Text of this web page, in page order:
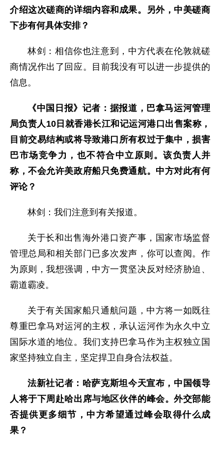
介绍这次磋商的详细内容和成果。另外，中美磋商
下步有何具体安排？
林剑：相信你也注意到，中方代表在伦敦就磋
商情况作出了回应。目前我没有可以进一步提供的
信息。
《中国日报》记者：据报道，巴拿马运河管理
局负责人10日就香港长江和记运河港口出售案称，
目前交易结构或将导致港口所有权过于集中，损害
巴市场竞争力，也不符合中立原则。该负责人并
称，不会允许美政府船只免费通航。中方对此有何
评论？
林剑：我们注意到有关报道。
关于长和出售海外港口资产事，国家市场监督
管理总局和相关部门已多次发声，你可以查阅。作
为原则，我想强调，中方一贯坚决反对经济胁迫、
霸道霸凌。
关于有关国家船只通航问题，中方将一如既往
尊重巴拿马对运河的主权，承认运河作为永久中立
国际水道的地位。我们支持巴拿马作为主权独立国
家坚持独立自主，坚定捍卫自身合法权益。
法新社记者：哈萨克斯坦今天宣布，中国领导
人将于下周赴哈出席与地区伙伴的峰会。外交部能
否提供更多细节，中方希望通过峰会取得什么成
果？